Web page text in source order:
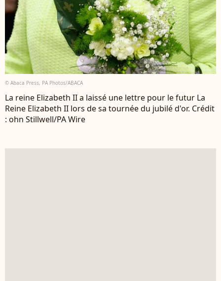
© Abaca Press, PA Photos/ABACA
La reine Elizabeth II a laissé une lettre pour le futur La
Reine Elizabeth II lors de sa tournée du jubilé d'or. Crédit
: ohn Stillwell/PA Wire